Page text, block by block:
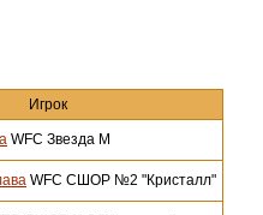
Игрок
WFC Звезда М
WFC СШОР №2 "Кристалл"